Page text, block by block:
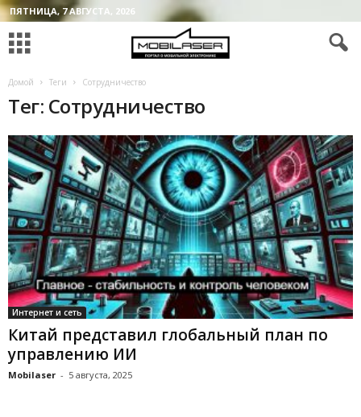
ПЯТНИЦА, 7 АВГУСТА, 2026
Домой Теги Сотрудничество
Тег: Сотрудничество
Интернет и сеть
Китай представил глобальный план по
управлению ИИ
Mobilaser - 5 августа, 2025